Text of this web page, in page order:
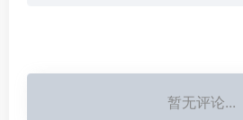
暂无评论...